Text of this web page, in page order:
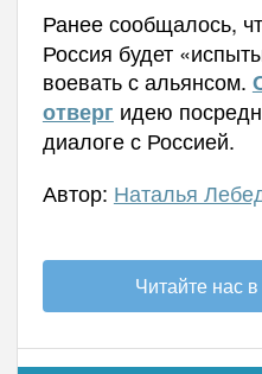
Ранее сообщалось,
Россия будет
воевать с альянсом.
отверг идею
диалоге с Россией.
Автор: Наталья
Читайте нас